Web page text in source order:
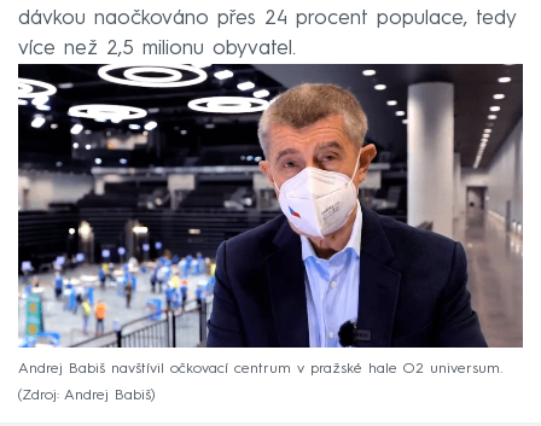
dávkou naočkováno přes 24 procent populace, tedy
více než 2,5 milionu obyvatel.
Andrej Babiš navštívil očkovací centrum v pražské hale O2 universum.
Zdroj: Andrej Babiš